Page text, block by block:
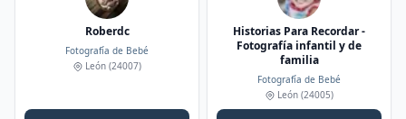
Roberdc
Fotografía de Bebé
León (24007)
Historias Para Recordar -
Fotografía infantil y de
familia
Fotografía de Bebé
León (24005)